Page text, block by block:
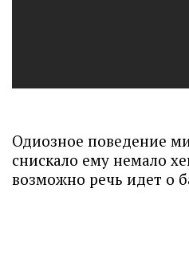
Одиозное поведение
снискало ему немало
возможно речь идет о